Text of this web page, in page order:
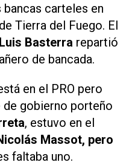
carteles en
Tierra del Fuego. El
Luis Basterra repartió
de bancada.
en el PRO pero
de gobierno porteño
, estuvo en el
Massot, pero
faltaba uno.